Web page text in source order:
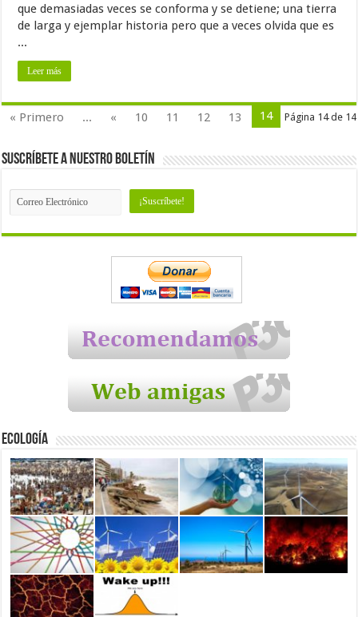
que demasiadas veces se conforma y se detiene; una tierra
de larga y ejemplar historia pero que a veces olvida que es
...
Leer más
Página 14 de 14
« Primero ... « 10 11 12 13 14
Suscríbete a nuestro Boletín
Ecología